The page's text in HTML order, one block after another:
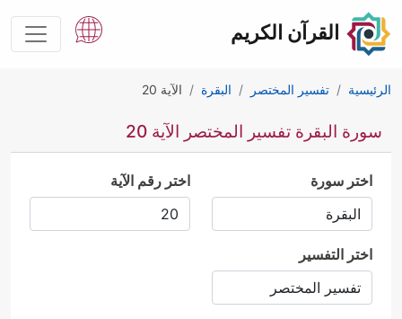
القرآن الكريم
الرئيسية تفسير المختصر البقرة الآية 20
سورة البقرة تفسير المختصر الآية 20
اختر سورة اختر رقم الآية
اختر التفسير